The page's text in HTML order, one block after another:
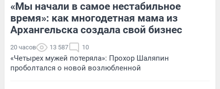
«Мы начали в самое нестабильное
время»: как многодетная мама из
Архангельска создала свой бизнес
20 часов 13 587 10
«Четырех мужей потеряла»: Прохор Шаляпин
проболтался о новой возлюбленной